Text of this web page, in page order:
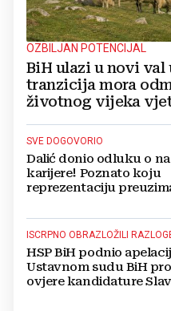
OZBILJAN POTENCIJAL
BiH ulazi u novi val
tranzicija mora
životnog vijeka
SVE DOGOVORIO
Dalić donio odluku o
karijere! Poznato koju
reprezentaciju
ISCRPNO OBRAZLOŽILI
HSP BiH podnio
Ustavnom sudu BiH
ovjere kandidature